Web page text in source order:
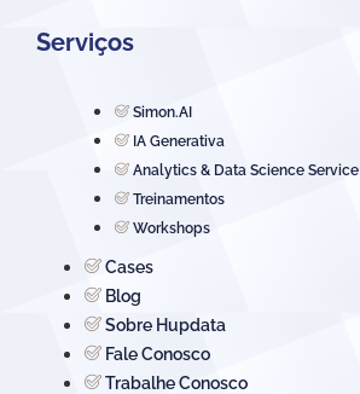
Serviços
Simon.AI
IA Generativa
Analytics & Data Science Service
Treinamentos
Workshops
Cases
Blog
Sobre Hupdata
Fale Conosco
Trabalhe Conosco